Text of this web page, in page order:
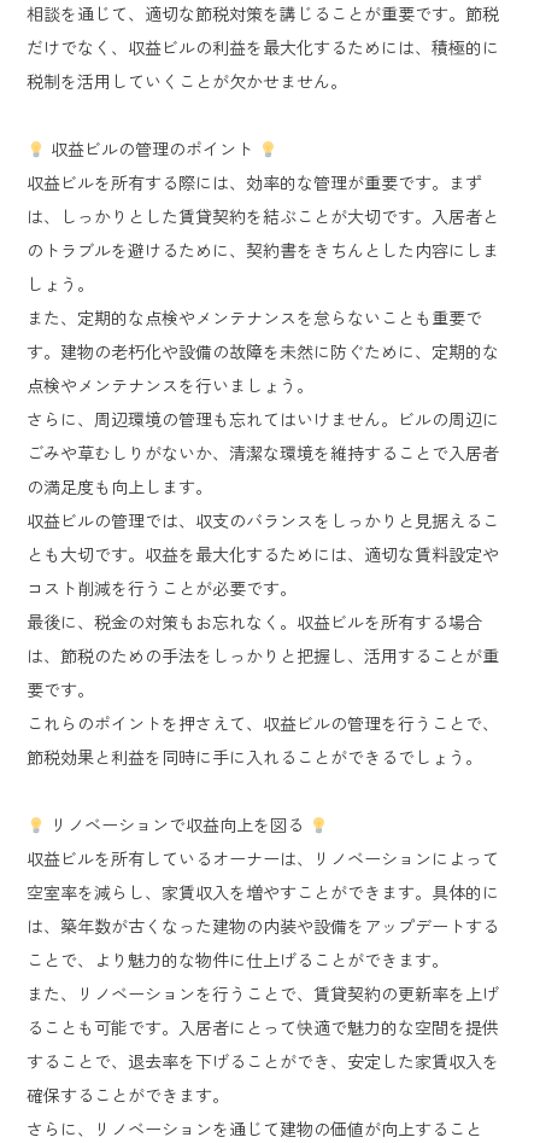
相談を通じて、適切な節税対策を講じることが重要です。節税
だけでなく、収益ビルの利益を最大化するためには、積極的に
税制を活用していくことが欠かせません。
収益ビルの管理のポイント
収益ビルを所有する際には、効率的な管理が重要です。まず
は、しっかりとした賃貸契約を結ぶことが大切です。入居者と
のトラブルを避けるために、契約書をきちんとした内容にしま
しょう。
また、定期的な点検やメンテナンスを怠らないことも重要で
す。建物の老朽化や設備の故障を未然に防ぐために、定期的な
点検やメンテナンスを行いましょう。
さらに、周辺環境の管理も忘れてはいけません。ビルの周辺に
ごみや草むしりがないか、清潔な環境を維持することで入居者
の満足度も向上します。
収益ビルの管理では、収支のバランスをしっかりと見据えるこ
とも大切です。収益を最大化するためには、適切な賃料設定や
コスト削減を行うことが必要です。
最後に、税金の対策もお忘れなく。収益ビルを所有する場合
は、節税のための手法をしっかりと把握し、活用することが重
要です。
これらのポイントを押さえて、収益ビルの管理を行うことで、
節税効果と利益を同時に手に入れることができるでしょう。
リノベーションで収益向上を図る
収益ビルを所有しているオーナーは、リノベーションによって
空室率を減らし、家賃収入を増やすことができます。具体的に
は、築年数が古くなった建物の内装や設備をアップデートする
ことで、より魅力的な物件に仕上げることができます。
また、リノベーションを行うことで、賃貸契約の更新率を上げ
ることも可能です。入居者にとって快適で魅力的な空間を提供
することで、退去率を下げることができ、安定した家賃収入を
確保することができます。
さらに、リノベーションを通じて建物の価値が向上すること